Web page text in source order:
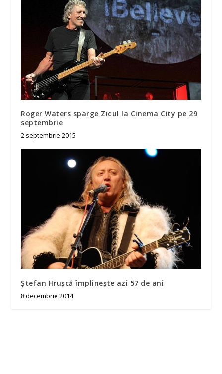
Roger Waters sparge Zidul la Cinema City pe 29
septembrie
2 septembrie 2015
Ștefan Hrușcă împlinește azi 57 de ani
8 decembrie 2014